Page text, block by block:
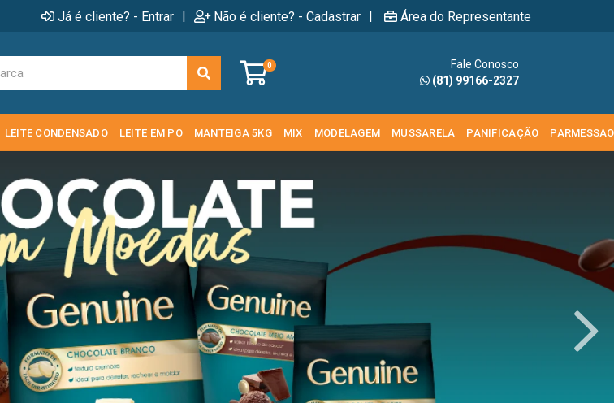
Já é cliente? - Entrar | Não é cliente? - Cadastrar | Área do Representante
0
Fale Conosco
(81) 99166-2327
LEITE CONDENSADO LEITE EM PO MANTEIGA 5KG MIX MODELAGEM MUSSARELA PANIFICAÇÃO PARMESSAO